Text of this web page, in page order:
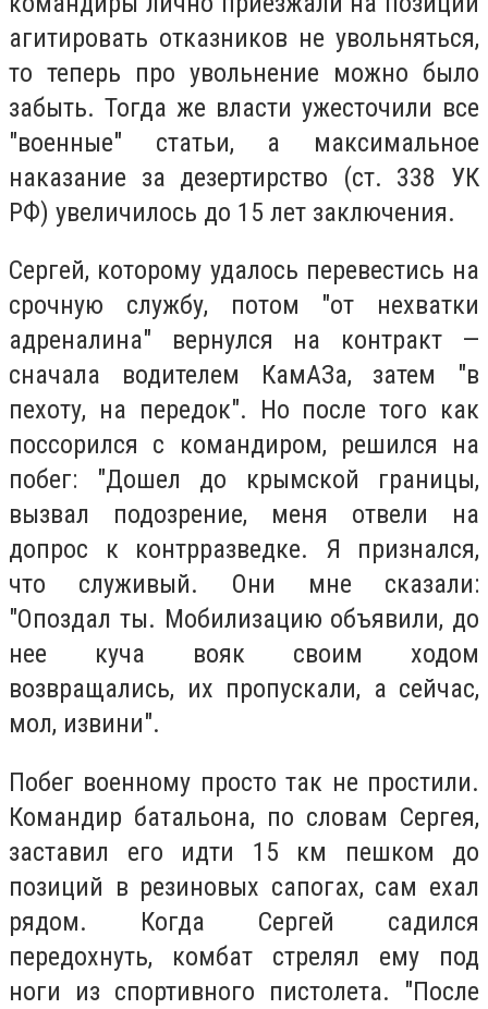
агитировать отказников не увольняться,
то теперь про увольнение можно было
забыть. Тогда же власти ужесточили все
"военные" статьи, а максимальное
наказание за дезертирство (ст. 338 УК
РФ) увеличилось до 15 лет заключения.
Сергей, которому удалось перевестись на
срочную службу, потом "от нехватки
адреналина" вернулся на контракт —
сначала водителем КамАЗа, затем "в
пехоту, на передок". Но после того как
поссорился с командиром, решился на
побег: "Дошел до крымской границы,
вызвал подозрение, меня отвели на
допрос к контрразведке. Я признался,
что служивый. Они мне сказали:
"Опоздал ты. Мобилизацию объявили, до
нее куча вояк своим ходом
возвращались, их пропускали, а сейчас,
мол, извини".
Побег военному просто так не простили.
Командир батальона, по словам Сергея,
заставил его идти 15 км пешком до
позиций в резиновых сапогах, сам ехал
рядом. Когда Сергей садился
передохнуть, комбат стрелял ему под
ноги из спортивного пистолета. "После